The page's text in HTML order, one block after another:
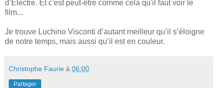
d’Électre. Et c'est peut-être comme cela qu'il faut voir le
film...
Je trouve Luchino Visconti d’autant meilleur qu’il s’éloigne
de notre temps, mais aussi qu’il est en couleur.
Christophe Faurie à 06:00
Partager